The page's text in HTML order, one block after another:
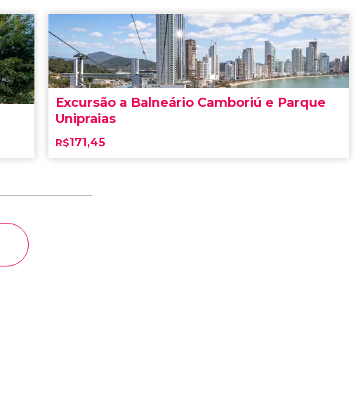
Excursão a Balneário Camboriú e Parque
Unipraias
R$171,45